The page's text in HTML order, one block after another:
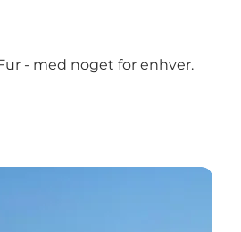
- med noget for enhver.